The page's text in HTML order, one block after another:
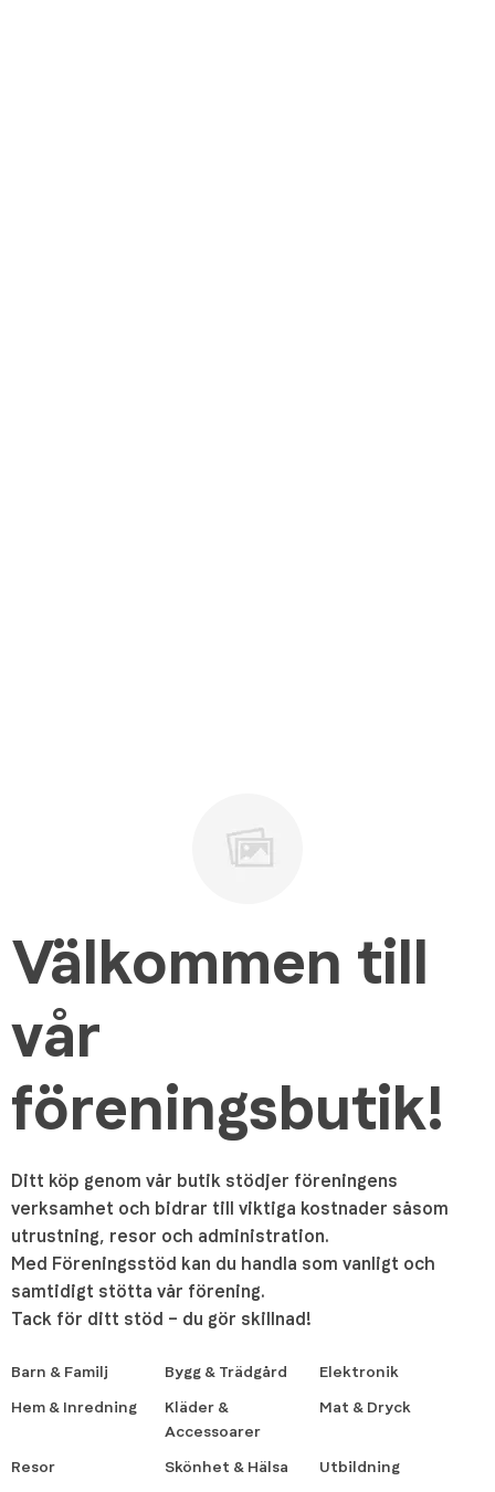
Välkommen till
vår
föreningsbutik!
Ditt köp genom vår butik stödjer föreningens
verksamhet och bidrar till viktiga kostnader såsom
utrustning, resor och administration.
Med Föreningsstöd kan du handla som vanligt och
samtidigt stötta vår förening.
Tack för ditt stöd – du gör skillnad!
Barn & Familj Bygg & Trädgård
Elektronik
Hem & Inredning
Kläder &
Accessoarer
Mat & Dryck
Resor Skönhet & Hälsa
Utbildning